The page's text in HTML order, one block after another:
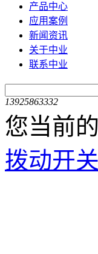
产品中心
应用案例
新闻资讯
关于中业
联系中业
13925863332
您当前
拨动开关